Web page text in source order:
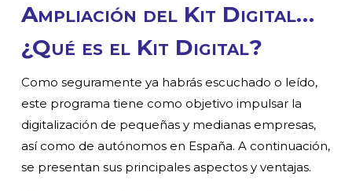
Ampliación del Kit Digital…
¿Qué es el Kit Digital?
Como seguramente ya habrás escuchado o leído,
este programa tiene como objetivo impulsar la
digitalización de pequeñas y medianas empresas,
así como de autónomos en España. A continuación,
se presentan sus principales aspectos y ventajas.